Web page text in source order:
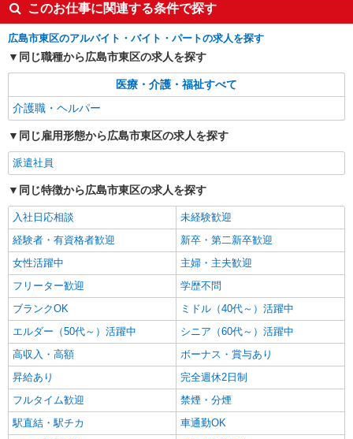
このお仕事に関連する条件で探す
広島市東区のアルバイト・バイト・パートの求人を探す
同じ職種から広島市東区の求人を探す
医療・介護・福祉すべて
介護職・ヘルパー
同じ雇用形態から広島市東区の求人を探す
派遣社員
同じ特徴から広島市東区の求人を探す
入社日応相談
未経験歓迎
経験者・有資格者歓迎
新卒・第二新卒歓迎
女性活躍中
主婦・主夫歓迎
フリーター歓迎
学歴不問
ブランクOK
ミドル（40代～）活躍中
エルダー（50代～）活躍中
シニア（60代～）活躍中
高収入・高額
ボーナス・賞与あり
昇給あり
完全週休2日制
フルタイム歓迎
禁煙・分煙
駅直結・駅チカ
車通勤OK